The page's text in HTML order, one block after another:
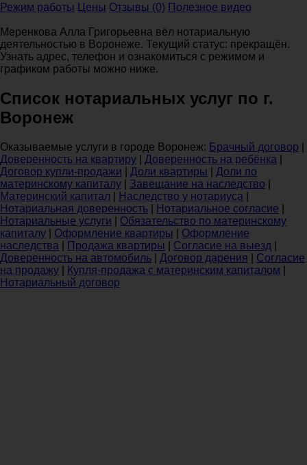
Режим работы Цены Отзывы (0) Полезное видео
Меренкова Алла Григорьевна вёл нотариальную
деятельностью в Воронеже. Текущий статус: прекращён.
Узнать адрес, телефон и ознакомиться с режимом и
графиком работы можно ниже.
Список нотариальных услуг по г.
Воронеж
Оказываемые услуги в городе Воронеж: Брачный договор
Доверенность на квартиру
Доверенность на ребёнка
Договор купли-продажи
Доли квартиры
Доли по
материнскому капиталу
Завещание на наследство
Материнский капитал
Наследство у нотариуса
Нотариальная доверенность
Нотариальное согласие
Нотариальные услуги
Обязательство по материнскому
капиталу
Оформление квартиры
Оформление
наследства
Продажа квартиры Согласие на выезд
Доверенность на автомобиль
Договор дарения
Согласие
на продажу
Купля-продажа с материнским капиталом
Нотариальный договор